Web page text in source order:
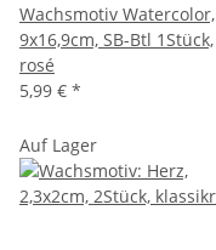
Wachsmotiv Watercolor,
9x16,9cm, SB-Btl 1Stück,
rosé
5,99 € *
Auf Lager